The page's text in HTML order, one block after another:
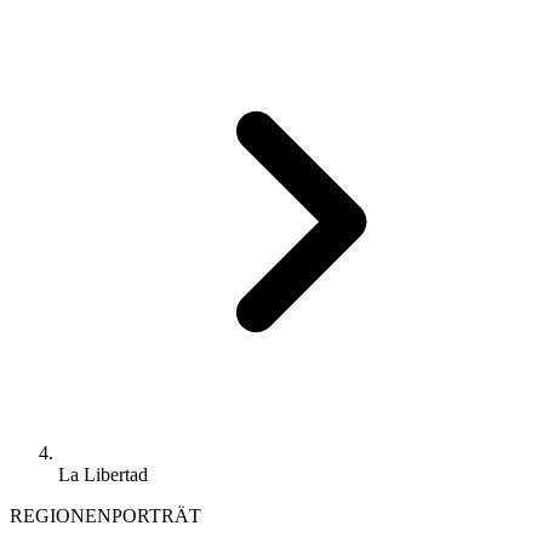
La Libertad
REGIONENPORTRÄT